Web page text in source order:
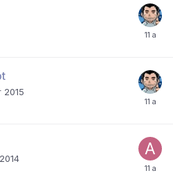
2015